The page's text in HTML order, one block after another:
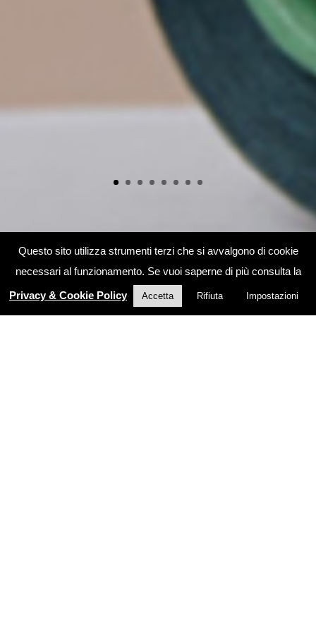
Questo sito utilizza strumenti terzi che si avvalgono di cookie
necessari al funzionamento. Se vuoi saperne di più consulta la
Privacy & Cookie Policy
Accetta Rifiuta Impostazioni